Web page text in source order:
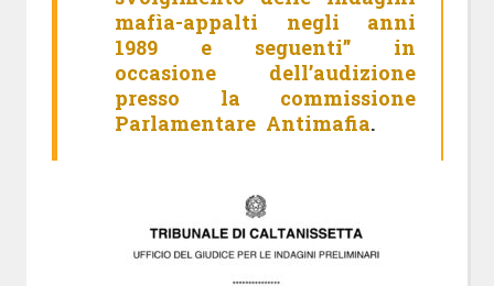
mafìa-appalti negli anni
1989 e seguenti” in
occasione dell’audizione
presso la commissione
Parlamentare Antimafia.